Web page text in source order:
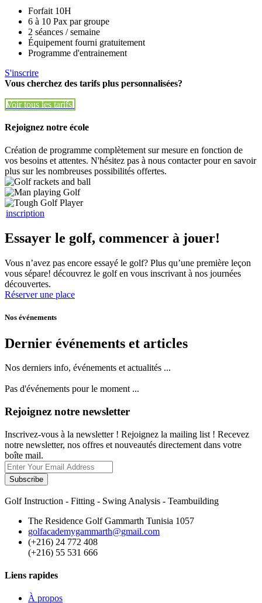
Forfait 10H
6 à 10 Pax par groupe
2 séances / semaine
Équipement fourni gratuitement
Programme d'entrainement
S'inscrire
Vous cherchez des tarifs plus personnalisées?
Voir tous les tarifs
Rejoignez notre école
Création de programme complètement sur mesure en fonction de
vos besoins et attentes. N'hésitez pas à nous contacter pour en savoir
plus sur les nombreuses possibilités offertes.
inscription
Essayer le golf, commencer à jouer!
Vous n’avez pas encore essayé le golf? Plus qu’une première leçon
vous sépare! découvrez le golf en vous inscrivant à nos journées
découvertes.
Réserver une place
Nos événements
Dernier événements et articles
Nos derniers info, événements et actualités ...
Pas d'événements pour le moment ...
Rejoignez notre newsletter
Inscrivez-vous à la newsletter ! Rejoignez la mailing list ! Recevez
notre newsletter, nos offres et nouveautés directement dans votre
boîte mail.
Subscribe
Golf Instruction - Fitting - Swing Analysis - Teambuilding
The Residence Golf Gammarth Tunisia 1057
golfacademygammarth@gmail.com
(+216) 24 772 408
(+216) 55 531 666
Liens rapides
À propos